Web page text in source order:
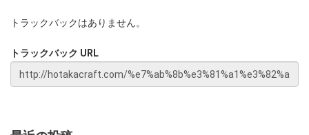
トラックバックはありません。
トラックバック URL